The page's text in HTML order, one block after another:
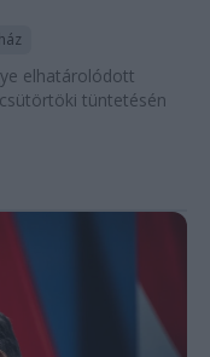
elhatárolódott
tüntetésén